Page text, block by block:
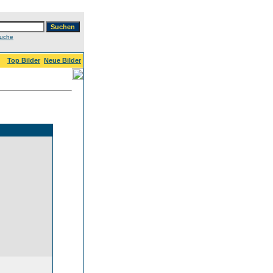
Top Bilder Neue Bilder